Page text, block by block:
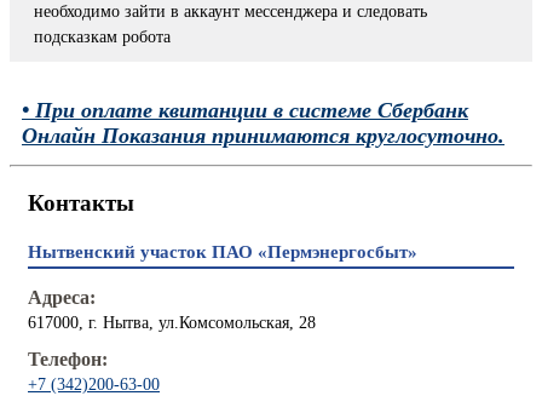
необходимо зайти в аккаунт мессенджера и следовать
подсказкам робота
• При оплате квитанции в системе Сбербанк
Онлайн Показания принимаются круглосуточно.
Контакты
Нытвенский участок ПАО «Пермэнергосбыт»
Адреса:
617000, г. Нытва, ул.Комсомольская, 28
Телефон:
+7 (342)200-63-00